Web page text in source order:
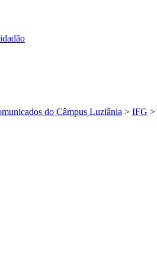
do Câmpus Luziânia > IFG >